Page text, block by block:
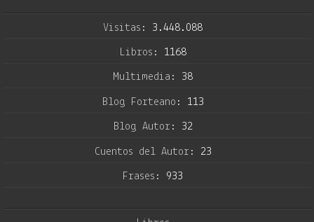
Visitas: 3.448.088
Libros: 1168
Multimedia: 38
Blog Forteano: 113
Blog Autor: 32
Cuentos del Autor: 23
Frases: 933